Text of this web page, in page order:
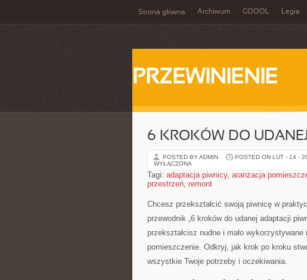
Strona główna Archiwum GOOOL Legia
PRZEWINIENIE
6 KROKÓW DO
POSTED BY ADMIN POSTED ON LUT - 14 -
WYŁĄCZONA
Tagi: adaptacja piwnicy, aranżacja
przestrzeń, remont
Chcesz​ przekształcić​ swoją ‍piwnicę w
przewodnik‍ „6 ⁣kroków do udanej adaptacji
⁤przekształcisz nudne i mało
pomieszczenie. Odkryj, jak krok​ po ‍kroku‍
wszystkie ⁣Twoje potrzeby i oczekiwania.